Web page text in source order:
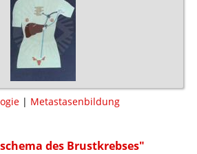
| Metastasenbildung
des Brustkrebses"